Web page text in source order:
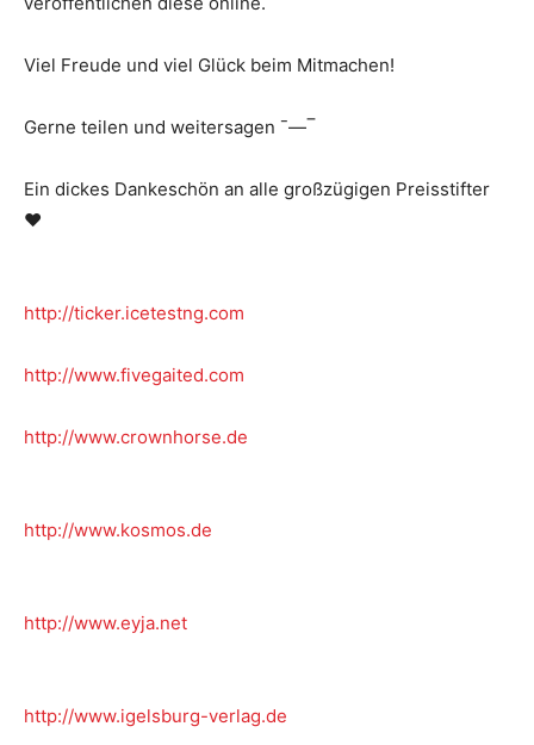
Viel Freude und viel Glück beim Mitmachen!
Gerne teilen und weitersagen ¯—‾
Ein dickes Dankeschön an alle großzügigen Preisstifter
♥
http://ticker.icetestng.com
http://www.fivegaited.com
http://www.crownhorse.de
http://www.kosmos.de
http://www.eyja.net
http://www.igelsburg-verlag.de